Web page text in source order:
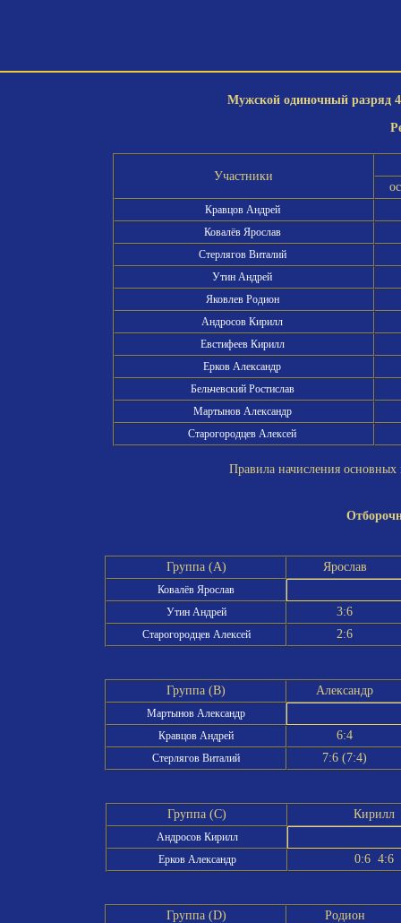
Мужской одиночный разряд
Участники
Кравцов Андрей
Ковалёв Ярослав
Стерлягов Виталий
Утин Андрей
Яковлев Родион
Андросов Кирилл
Евстифеев Кирилл
Ерков Александр
Бельчевский Ростислав
Мартынов Александр
Старогородцев Алексей
Правила начисления
Группа (A) Ярослав
Ковалёв Ярослав
Утин Андрей
3:6
Старогородцев Алексей 2:6
Группа (B) Александр
Мартынов Александр
Кравцов Андрей
6:4
Стерлягов Виталий 7:6 (7:4)
Группа (C) Кирилл
Андросов Кирилл
Ерков Александр
0:6 4:6
Группа (D) Родион